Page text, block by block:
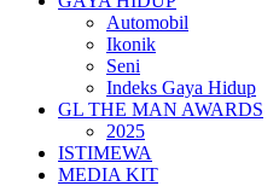
Automobil
Ikonik
Seni
Indeks Gaya Hidup
GL THE MAN AWARDS
2025
ISTIMEWA
MEDIA KIT